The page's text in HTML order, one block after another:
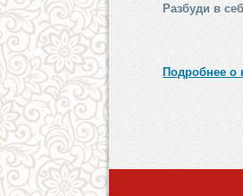
Разбуди в
Подробнее о